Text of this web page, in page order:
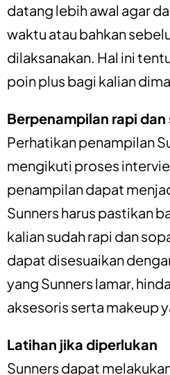
datang lebih awal agar
waktu atau bahkan
dilaksanakan. Hal ini
poin plus bagi kalian
Berpenampilan rapi dan
Perhatikan penampilan
mengikuti proses
penampilan dapat
Sunners harus pastikan
kalian sudah rapi dan
dapat disesuaikan
yang Sunners lamar,
aksesoris serta makeup
Latihan jika diperlukan
Sunners dapat